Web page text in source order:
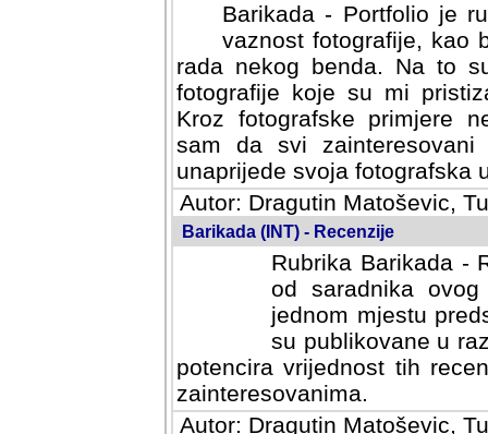
Barikada - Portfolio je
vaznost fotografije, kao
rada nekog benda. Na to
fotografije koje su mi
fotografske primjere
svi zainteresovani
svoja fotografska umijeca.
Autor: Dragutin Matoševic,
Barikada (INT) - Recenzije
Rubrika Barikada -
od saradnika
jednom mjestu
su publikovane u
potencira vrijednost tih
zainteresovanima.
Autor: Dragutin Matoševic,